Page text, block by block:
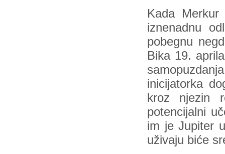
Kada
iznenadnu
pobegnu
Bika 19.
inicijatorka
kroz njezin
potencijalni
im je Jupiter
uživaju biće